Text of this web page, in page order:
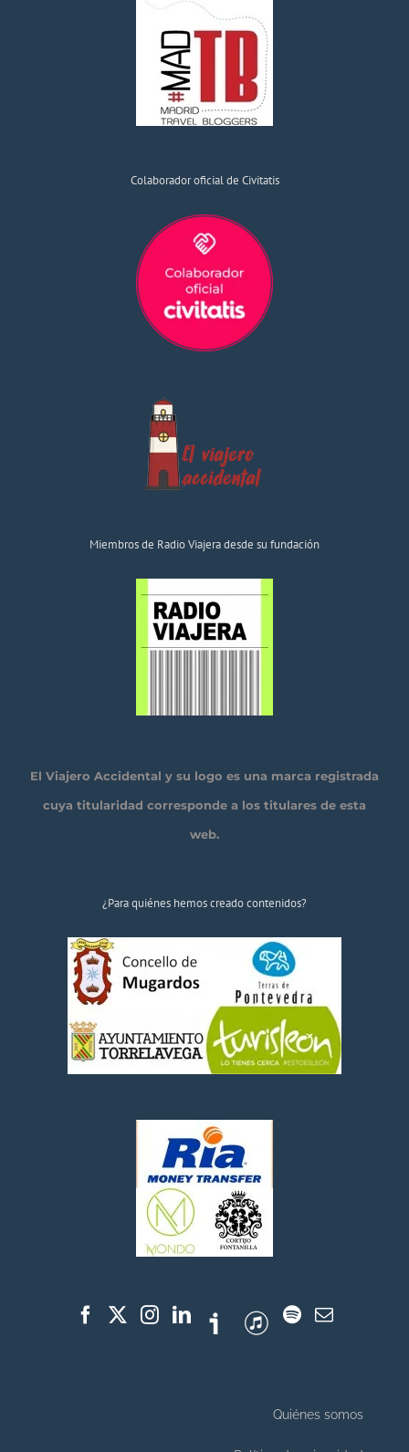
Colaborador oficial de Civitatis
Miembros de Radio Viajera desde su fundación
El Viajero Accidental y su logo es una marca registrada
cuya titularidad corresponde a los titulares de esta
web.
¿Para quiénes hemos creado contenidos?
Quiénes somos